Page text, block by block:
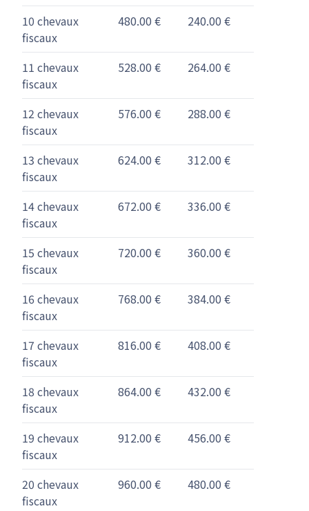
10 chevaux
fiscaux
480.00 € 240.00 €
11 chevaux
fiscaux
528.00 € 264.00 €
12 chevaux
fiscaux
576.00 € 288.00 €
13 chevaux
fiscaux
624.00 € 312.00 €
14 chevaux
fiscaux
672.00 € 336.00 €
15 chevaux
fiscaux
720.00 € 360.00 €
16 chevaux
fiscaux
768.00 € 384.00 €
17 chevaux
fiscaux
816.00 € 408.00 €
18 chevaux
fiscaux
864.00 € 432.00 €
19 chevaux
fiscaux
912.00 € 456.00 €
20 chevaux
fiscaux
960.00 € 480.00 €